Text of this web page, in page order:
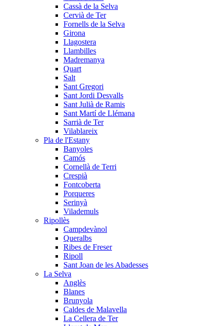
Cassà de la Selva
Cervià de Ter
Fornells de la Selva
Girona
Llagostera
Llambilles
Madremanya
Quart
Salt
Sant Gregori
Sant Jordi Desvalls
Sant Julià de Ramis
Sant Martí de Llémana
Sarrià de Ter
Vilablareix
Pla de l'Estany
Banyoles
Camós
Cornellà de Terri
Crespià
Fontcoberta
Porqueres
Serinyà
Vilademuls
Ripollès
Campdevànol
Queralbs
Ribes de Freser
Ripoll
Sant Joan de les Abadesses
La Selva
Anglès
Blanes
Brunyola
Caldes de Malavella
La Cellera de Ter